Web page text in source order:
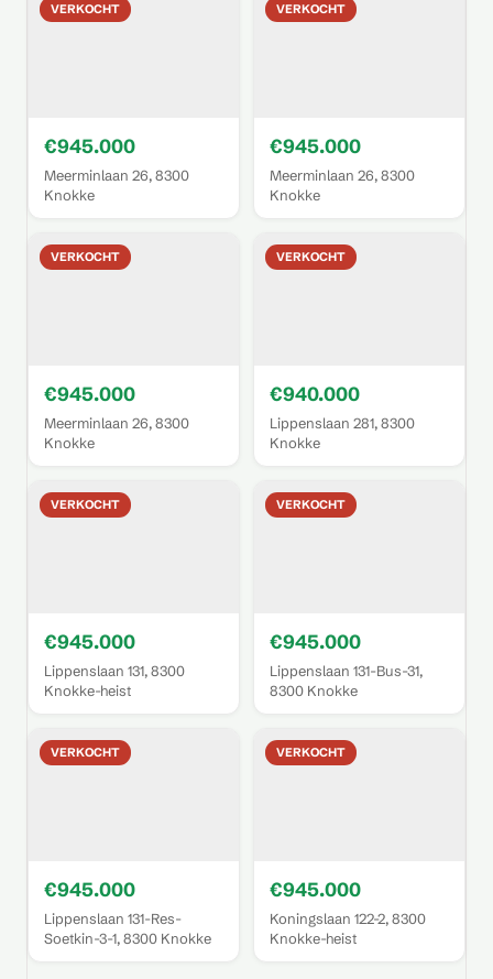
VERKOCHT
€945.000
Meerminlaan 26, 8300
Knokke
VERKOCHT
€945.000
Meerminlaan 26, 8300
Knokke
VERKOCHT
€945.000
Meerminlaan 26, 8300
Knokke
VERKOCHT
€940.000
Lippenslaan 281, 8300
Knokke
VERKOCHT
€945.000
Lippenslaan 131, 8300
Knokke-heist
VERKOCHT
€945.000
Lippenslaan 131-Bus-31,
8300 Knokke
VERKOCHT
€945.000
Lippenslaan 131-Res-
Soetkin-3-1, 8300 Knokke
VERKOCHT
€945.000
Koningslaan 122-2, 8300
Knokke-heist